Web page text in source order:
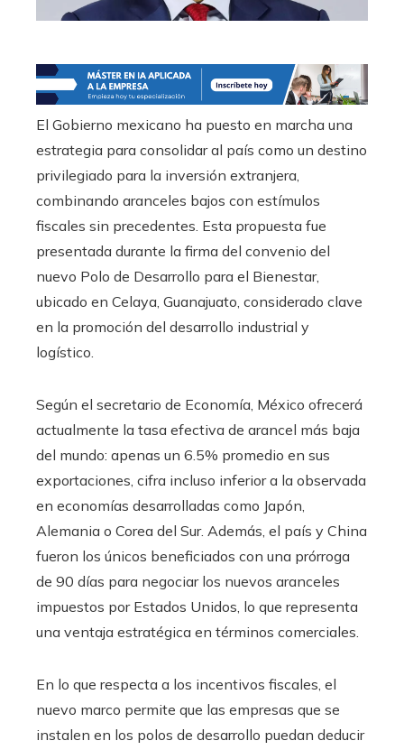
El Gobierno mexicano ha puesto en marcha una
estrategia para consolidar al país como un destino
privilegiado para la inversión extranjera,
combinando aranceles bajos con estímulos
fiscales sin precedentes. Esta propuesta fue
presentada durante la firma del convenio del
nuevo Polo de Desarrollo para el Bienestar,
ubicado en Celaya, Guanajuato, considerado clave
en la promoción del desarrollo industrial y
logístico.
Según el secretario de Economía, México ofrecerá
actualmente la tasa efectiva de arancel más baja
del mundo: apenas un 6.5% promedio en sus
exportaciones, cifra incluso inferior a la observada
en economías desarrolladas como Japón,
Alemania o Corea del Sur. Además, el país y China
fueron los únicos beneficiados con una prórroga
de 90 días para negociar los nuevos aranceles
impuestos por Estados Unidos, lo que representa
una ventaja estratégica en términos comerciales.
En lo que respecta a los incentivos fiscales, el
nuevo marco permite que las empresas que se
instalen en los polos de desarrollo puedan deducir